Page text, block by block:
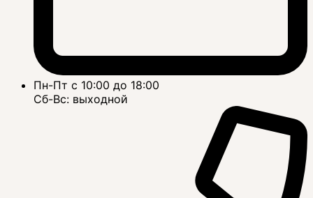
Пн-Пт с 10:00 до 18:00
Сб-Вс: выходной